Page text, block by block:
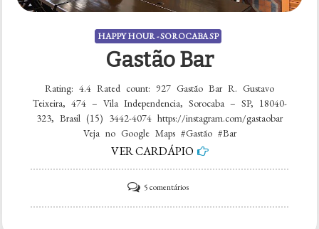
HAPPY HOUR - SOROCABA SP
Gastão Bar
Rating: 4.4 Rated count: 927 Gastão Bar R. Gustavo
Teixeira, 474 – Vila Independencia, Sorocaba – SP, 18040-
323, Brasil (15) 3442-4074 https://instagram.com/gastaobar
Veja no Google Maps #Gastão #Bar
VER CARDÁPIO
5 comentáriosem
Gastão